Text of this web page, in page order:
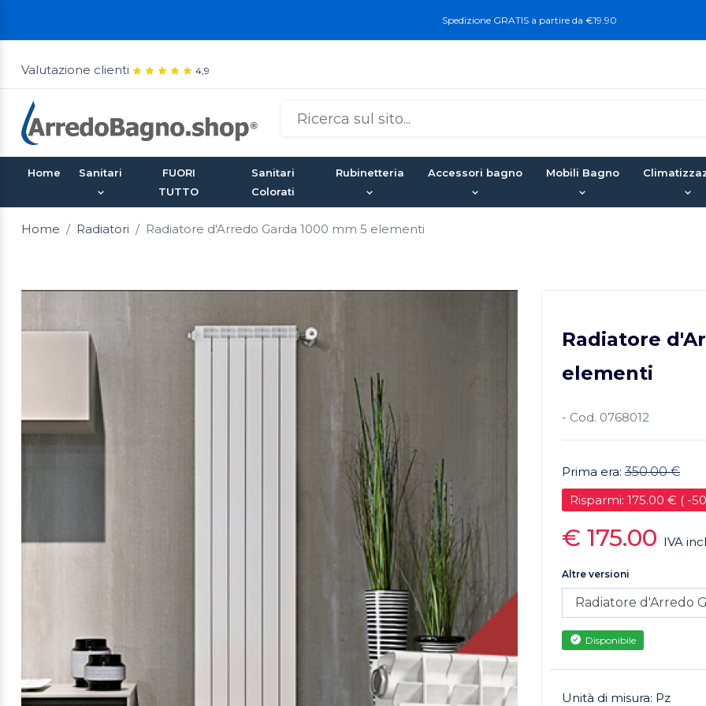
Spedizione GRATIS a partire da €19.90
Valutazione clienti 4,9
Home Sanitari
FUORI
TUTTO
Sanitari
Colorati
Rubinetteria Accessori bagno Mobili Bagno
Home Radiatori Radiatore d'Arredo Garda 1000 mm 5 elementi
Radiatore
elementi
- Cod. 0768012
Prima era: 350.00 €
Risparmi: 175.00 € ( -
€ 175.00 IVA
Altre versioni
Disponibile
Unità di misura: Pz